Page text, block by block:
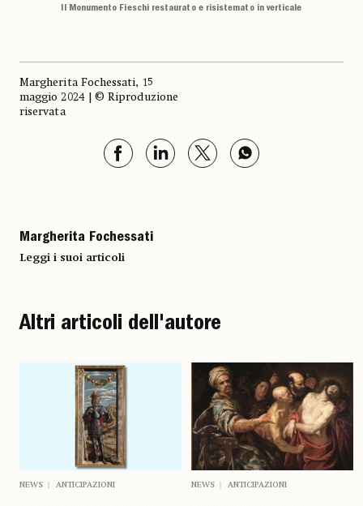
Il Monumento Fieschi restaurato e risistemato in verticale
Margherita Fochessati, 15
maggio 2024 | © Riproduzione
riservata
Margherita Fochessati
Leggi i suoi articoli
Altri articoli dell'autore
NEWS ANTICIPAZIONI NEWS ANTICIPAZIONI